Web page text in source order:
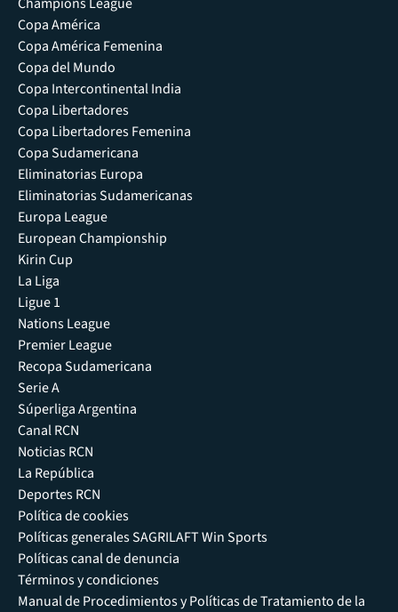
Copa América
Copa América Femenina
Copa del Mundo
Copa Intercontinental India
Copa Libertadores
Copa Libertadores Femenina
Copa Sudamericana
Eliminatorias Europa
Eliminatorias Sudamericanas
Europa League
European Championship
Kirin Cup
La Liga
Ligue 1
Nations League
Premier League
Recopa Sudamericana
Serie A
Súperliga Argentina
Canal RCN
Noticias RCN
La República
Deportes RCN
Política de cookies
Políticas generales SAGRILAFT Win Sports
Políticas canal de denuncia
Términos y condiciones
Manual de Procedimientos y Políticas de Tratamiento de la